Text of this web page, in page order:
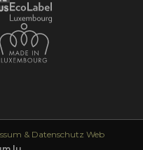
& Datenschutz Web